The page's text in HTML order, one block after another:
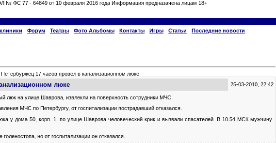
№ ФС 77 - 64849 от 10 февраля 2016 года Информация предназачена лицам 18+
Форум Театры Фото Альбомы Контакты Игры Статьи Последние новости
Петербуржец 17 часов провел в канализационном люке
люке 25-03-2010, 22:42
люк на улице Шаврова, извлекли на поверхность сотрудники МЧС.
МЧС по Петербургу, от госпитализации пострадавший отказался.
у дома 50, корп. 1, по улице Шаврова человеческий крик и вызвали спасателей. В 10.54 МСК мужчину
но от госпитализации он отказался.